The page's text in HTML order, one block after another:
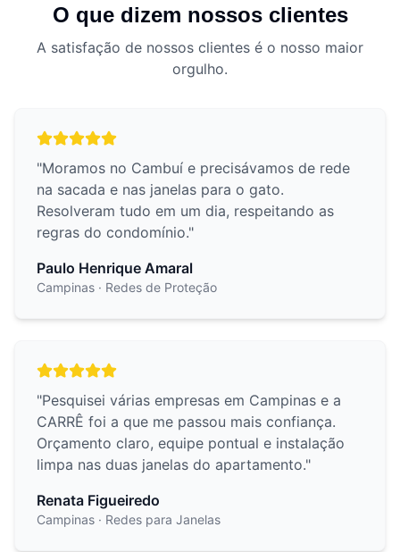
O que dizem nossos clientes
A satisfação de nossos clientes é o nosso maior
orgulho.
"Moramos no Cambuí e precisávamos de rede
na sacada e nas janelas para o gato.
Resolveram tudo em um dia, respeitando as
regras do condomínio."
Paulo Henrique Amaral
Campinas · Redes de Proteção
"Pesquisei várias empresas em Campinas e a
CARRÊ foi a que me passou mais confiança.
Orçamento claro, equipe pontual e instalação
limpa nas duas janelas do apartamento."
Renata Figueiredo
Campinas · Redes para Janelas